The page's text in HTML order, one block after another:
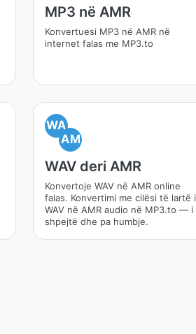
MP3 në AMR
Konvertuesi MP3 në AMR në
internet falas me MP3.to
WA
AM
WAV deri AMR
Konvertoje WAV në AMR online
falas. Konvertimi me cilësi të lartë i
WAV në AMR audio në MP3.to — i
shpejtë dhe pa humbje.